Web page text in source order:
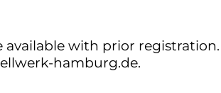
available with prior registration.
hamburg.de.